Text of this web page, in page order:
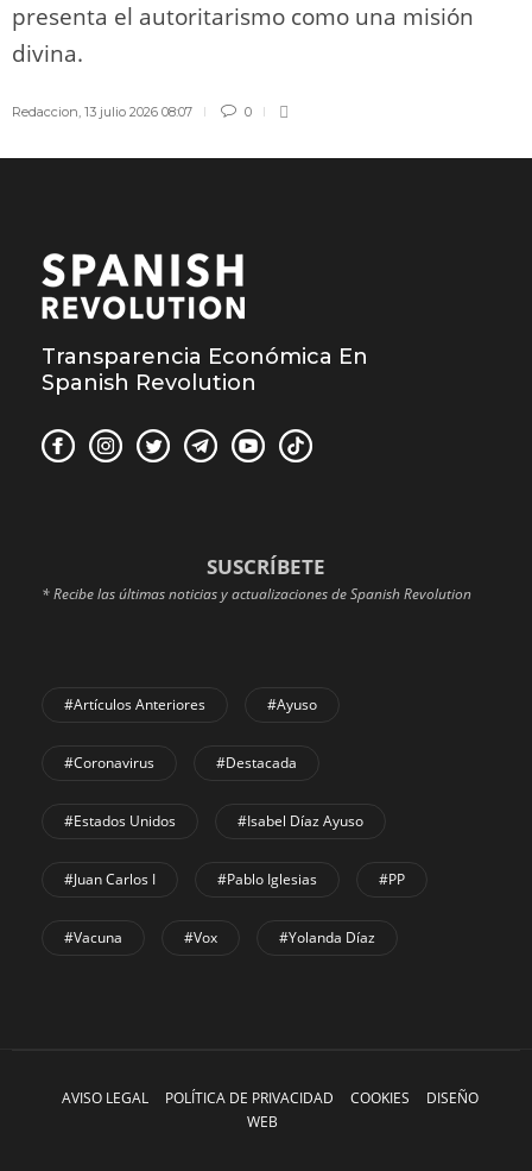
presenta el autoritarismo como una misión
divina.
Redaccion, 13 julio 2026 08:07 0
Transparencia Económica En
Spanish Revolution
SUSCRÍBETE
* Recibe las últimas noticias y actualizaciones de Spanish Revolution
#Artículos Anteriores #Ayuso
#coronavirus #Destacada
#Estados Unidos #Isabel Díaz Ayuso
#Juan Carlos I #Pablo Iglesias #PP
#Vacuna #Vox #Yolanda Díaz
AVISO LEGAL POLÍTICA DE PRIVACIDAD COOKIES
DISEÑO
WEB